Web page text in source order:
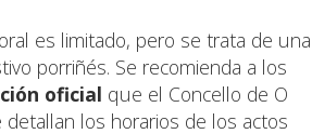
es limitado, pero se trata de una
porriñés. Se recomienda a los
oficial que el Concello de O
los horarios de los actos